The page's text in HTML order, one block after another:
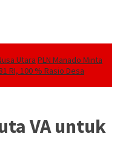
Utara PLN Manado Minta
RI, 100 % Rasio Desa
VA untuk